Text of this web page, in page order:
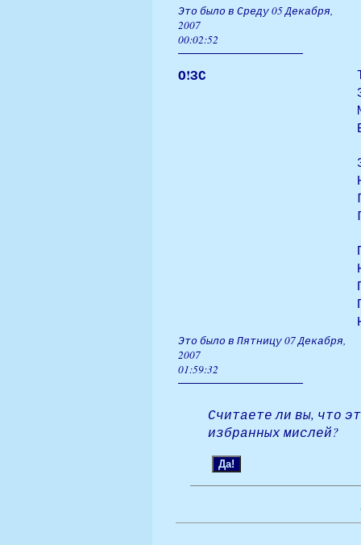
Это было в Среду 05 Декабря,
2007
00:02:52
О!ЗС
Это было в Пятницу 07 Декабря,
2007
01:59:32
Считаете ли вы, что
избранных мислей?